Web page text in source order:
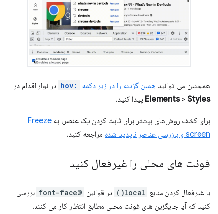
همچنین می توانید همین گزینه را در زیر دکمه :hov
در نوار اقدام در
Elements> Styles پیدا کنید.
برای کشف روش‌های بیشتر برای ثابت کردن یک عنصر، به Freeze
screen و بازرسی عناصر ناپدید شده
مراجعه کنید.
فونت های محلی را غیرفعال کنید
با غیرفعال کردن منابع local() در قوانین @font-face
بررسی
کنید که آیا جایگزین های فونت محلی مطابق انتظار کار می کنند.